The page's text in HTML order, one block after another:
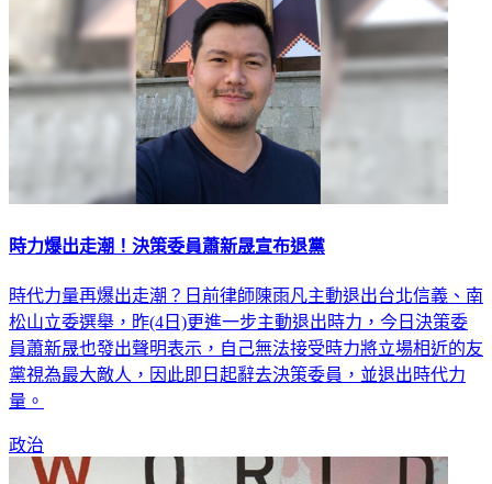
時力爆出走潮！決策委員蕭新晟宣布退黨
時代力量再爆出走潮？日前律師陳雨凡主動退出台北信義、南
松山立委選舉，昨(4日)更進一步主動退出時力，今日決策委
員蕭新晟也發出聲明表示，自己無法接受時力將立場相近的友
黨視為最大敵人，因此即日起辭去決策委員，並退出時代力
量。
政治